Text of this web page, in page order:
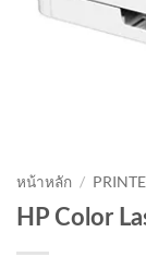
หน้าหลัก /
HP Color